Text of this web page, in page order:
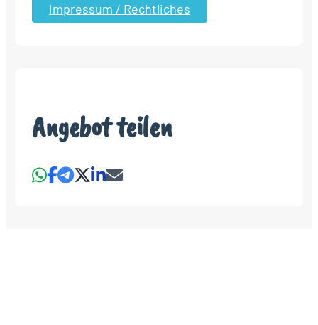
Impressum / Rechtliches
Angebot teilen